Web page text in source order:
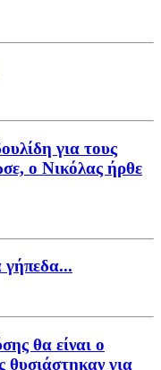
για τους
ο Νικόλας ήρθε
γήπεδα...
θα είναι ο
θυσιάστηκαν για